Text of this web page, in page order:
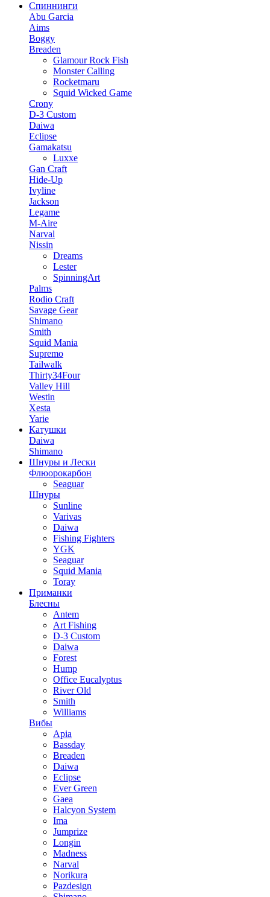
Спиннинги
Abu Garcia
Aims
Boggy
Breaden
Glamour Rock Fish
Monster Calling
Rocketmaru
Squid Wicked Game
Crony
D-3 Custom
Daiwa
Eclipse
Gamakatsu
Luxxe
Gan Craft
Hide-Up
Ivyline
Jackson
Legame
M-Aire
Narval
Nissin
Dreams
Lester
SpinningArt
Palms
Rodio Craft
Savage Gear
Shimano
Smith
Squid Mania
Supremo
Tailwalk
Thirty34Four
Valley Hill
Westin
Xesta
Yarie
Катушки
Daiwa
Shimano
Шнуры и Лески
Флюорокарбон
Seaguar
Шнуры
Sunline
Varivas
Daiwa
Fishing Fighters
YGK
Seaguar
Squid Mania
Toray
Приманки
Блесны
Antem
Art Fishing
D-3 Custom
Daiwa
Forest
Hump
Office Eucalyptus
River Old
Smith
Williams
Вибы
Apia
Bassday
Breaden
Daiwa
Eclipse
Ever Green
Gaea
Halcyon System
Ima
Jumprize
Longin
Madness
Narval
Norikura
Pazdesign